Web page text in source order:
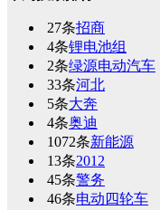
27条招商
4条锂电池组
2条绿源电动汽车
33条河北
5条大奔
4条奥迪
1072条新能源
13条2012
45条警务
46条电动四轮车